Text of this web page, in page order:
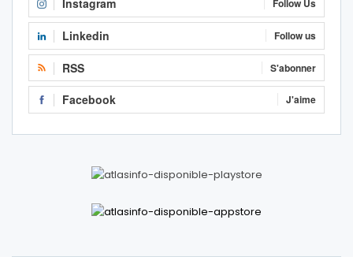
Instagram Follow Us
Linkedin Follow us
RSS S'abonner
Facebook J'aime